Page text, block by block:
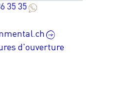
35 35
d'ouverture